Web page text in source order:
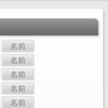
名前
名前
名前
名前
名前